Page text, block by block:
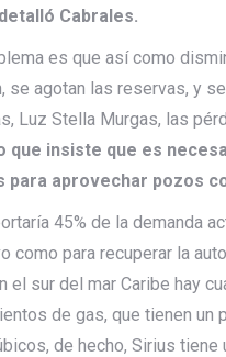
Cabrales.
es que así como
se agotan las reservas, y
Luz Stella Murgas, las
que insiste que es
para aprovechar pozos
45% de la demanda
como para recuperar la
el sur del mar Caribe hay
de gas, que tienen un
de hecho, Sirius tiene